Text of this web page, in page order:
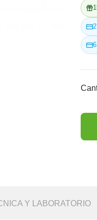
Y LABORATORIO